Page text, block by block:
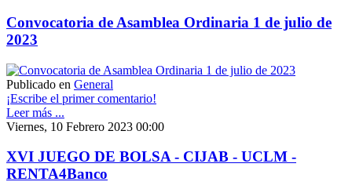
Convocatoria de Asamblea Ordinaria 1 de julio de
2023
Publicado en General
¡Escribe el primer comentario!
Leer más ...
Viernes, 10 Febrero 2023 00:00
XVI JUEGO DE BOLSA - CIJAB - UCLM -
RENTA4Banco